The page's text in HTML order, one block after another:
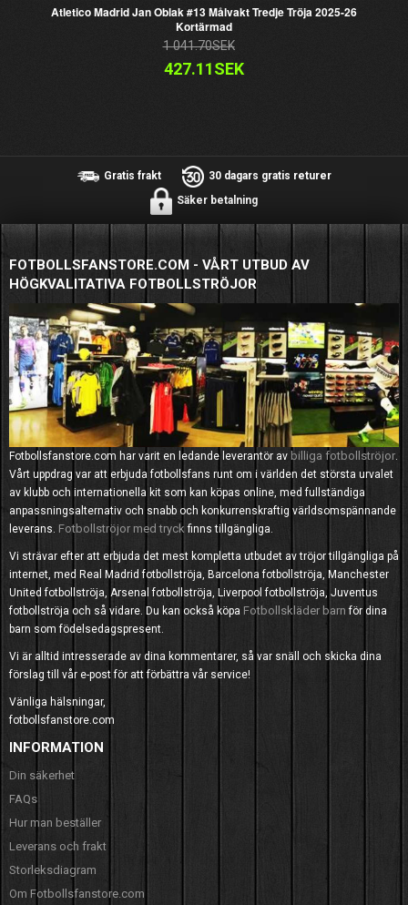
Atletico Madrid Jan Oblak #13 Målvakt Tredje Tröja 2025-26
Kortärmad
1 041.70SEK
427.11SEK
Gratis frakt
30 dagars gratis returer
Säker betalning
FOTBOLLSFANSTORE.COM - VÅRT UTBUD AV
HÖGKVALITATIVA FOTBOLLSTRÖJOR
Fotbollsfanstore.com har varit en ledande leverantör av billiga fotbollströjor
Vårt uppdrag var att erbjuda fotbollsfans runt om i världen det största urvalet
av klubb och internationella kit som kan köpas online, med fullständiga
anpassningsalternativ och snabb och konkurrenskraftig världsomspännande
leverans. Fotbollströjor med tryck finns tillgängliga.
Vi strävar efter att erbjuda det mest kompletta utbudet av tröjor tillgängliga på
internet, med Real Madrid fotbollströja, Barcelona fotbollströja, Manchester
United fotbollströja, Arsenal fotbollströja, Liverpool fotbollströja, Juventus
fotbollströja och så vidare. Du kan också köpa Fotbollskläder barn för dina
barn som födelsedagspresent.
Vi är alltid intresserade av dina kommentarer, så var snäll och skicka dina
förslag till vår e-post för att förbättra vår service!
Vänliga hälsningar,
fotbollsfanstore.com
INFORMATION
Din säkerhet
FAQs
Hur man beställer
Leverans och frakt
Storleksdiagram
Om Fotbollsfanstore.com